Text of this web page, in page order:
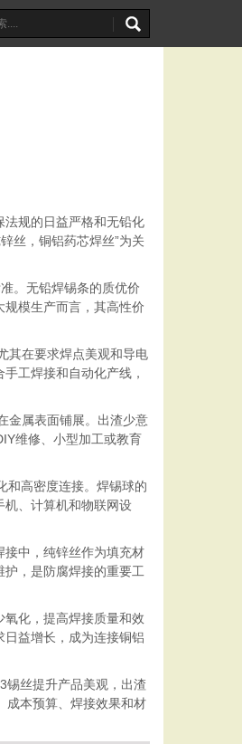
规的日益严格和无铅化
丝，铜铝药芯焊丝”为关
。无铅焊锡条的质优价
模生产而言，其高性价
其在要求焊点美观和导电
工焊接和自动化产线，
金属表面铺展。出渣少意
维修、小型加工或教育
和高密度连接。焊锡球的
机、计算机和物联网设
中，纯锌丝作为填充材
，是防腐焊接的重要工
化，提高焊接质量和效
益增长，成为连接铜铝
锡丝提升产品美观，出渣
成本预算、焊接效果和材